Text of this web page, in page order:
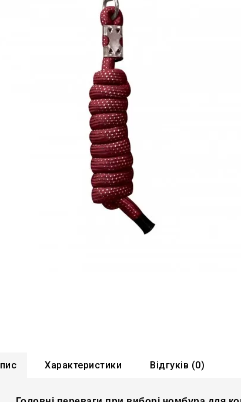
Характеристики Відгуків (0)